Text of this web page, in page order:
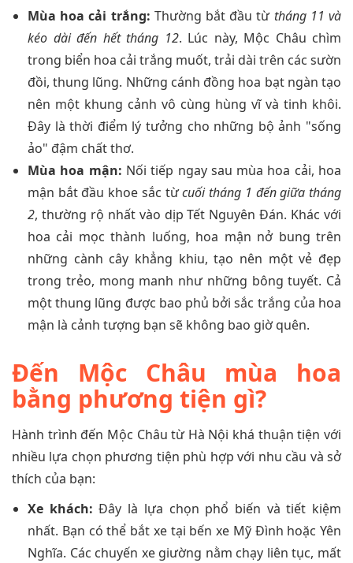
Mùa hoa cải trắng: Thường bắt đầu từ tháng 11 và
kéo dài đến hết tháng 12. Lúc này, Mộc Châu chìm
trong biển hoa cải trắng muốt, trải dài trên các sườn
đồi, thung lũng. Những cánh đồng hoa bạt ngàn tạo
nên một khung cảnh vô cùng hùng vĩ và tinh khôi.
Đây là thời điểm lý tưởng cho những bộ ảnh "sống
ảo" đậm chất thơ.
Mùa hoa mận: Nối tiếp ngay sau mùa hoa cải, hoa
mận bắt đầu khoe sắc từcuối tháng 1 đến giữa tháng
2, thường rộ nhất vào dịp Tết Nguyên Đán. Khác với
hoa cải mọc thành luống, hoa mận nở bung trên
những cành cây khẳng khiu, tạo nên một vẻ đẹp
trong trẻo, mong manh như những bông tuyết. Cả
một thung lũng được bao phủ bởi sắc trắng của hoa
mận là cảnh tượng bạn sẽ không bao giờ quên.
Đến Mộc Châu mùa hoa
bằng phương tiện gì?
Hành trình đến Mộc Châu từ Hà Nội khá thuận tiện với
nhiều lựa chọn phương tiện phù hợp với nhu cầu và sở
thích của bạn:
Xe khách: Đây là lựa chọn phổ biến và tiết kiệm
nhất. Bạn có thể bắt xe tại bến xe Mỹ Đình hoặc Yên
Nghĩa. Các chuyến xe giường nằm chạy liên tục, mất